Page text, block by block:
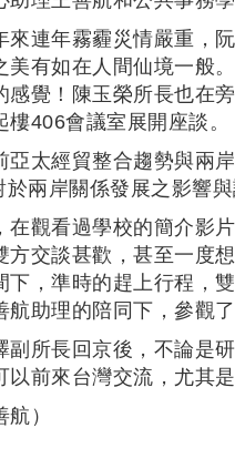
連年霧霾災情嚴重，
有如在人間仙境一般
覺！陳玉榮所長也在
406會議室展開座談。
太經貿整合趨勢與兩
兩岸關係發展之影響與
觀看過學校的簡介影
交談甚歡，甚至一度
，準時的趕上行程，
助理的陪同下，參觀
所長回京後，不論是
前來台灣交流，尤其
）